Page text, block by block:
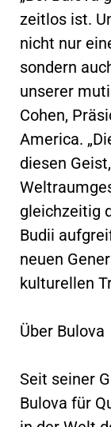
zeitlos ist.
nicht nur
sondern
unserer
Cohen,
America.
diesen
gleichzeitig
Budii
neuen
kulturellen
Über Bulova
Seit seiner
Bulova für